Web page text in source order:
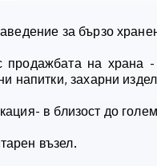
за бързо
на храна
напитки, захарни
в близост до
възел.